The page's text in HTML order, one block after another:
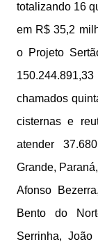
totalizando 16
em R$ 35,2
o Projeto
chamados
cisternas e
atender
Grande,
Afonso
Bento do
Serrinha,